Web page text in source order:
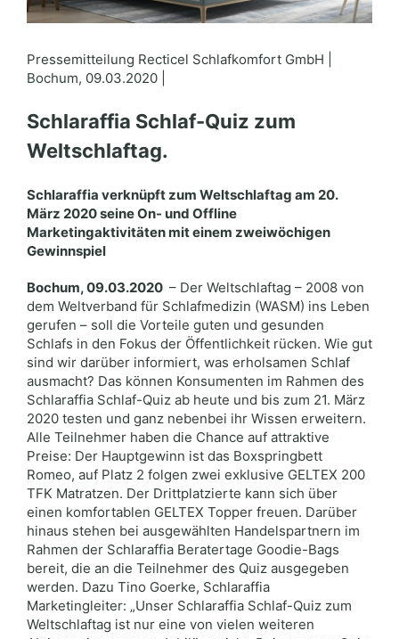
Pressemitteilung Recticel Schlafkomfort GmbH |
Bochum, 09.03.2020 |
Schlaraffia Schlaf-Quiz zum
Weltschlaftag.
Schlaraffia verknüpft zum Weltschlaftag am 20.
März 2020 seine On- und Offline
Marketingaktivitäten mit einem zweiwöchigen
Gewinnspiel
Bochum, 09.03.2020 – Der Weltschlaftag – 2008 von
dem Weltverband für Schlafmedizin (WASM) ins Leben
gerufen – soll die Vorteile guten und gesunden
Schlafs in den Fokus der Öffentlichkeit rücken. Wie gut
sind wir darüber informiert, was erholsamen Schlaf
ausmacht? Das können Konsumenten im Rahmen des
Schlaraffia Schlaf-Quiz ab heute und bis zum 21. März
2020 testen und ganz nebenbei ihr Wissen erweitern.
Alle Teilnehmer haben die Chance auf attraktive
Preise: Der Hauptgewinn ist das Boxspringbett
Romeo, auf Platz 2 folgen zwei exklusive GELTEX 200
TFK Matratzen. Der Drittplatzierte kann sich über
einen komfortablen GELTEX Topper freuen. Darüber
hinaus stehen bei ausgewählten Handelspartnern im
Rahmen der Schlaraffia Beratertage Goodie-Bags
bereit, die an die Teilnehmer des Quiz ausgegeben
werden. Dazu Tino Goerke, Schlaraffia
Marketingleiter: „Unser Schlaraffia Schlaf-Quiz zum
Weltschlaftag ist nur eine von vielen weiteren